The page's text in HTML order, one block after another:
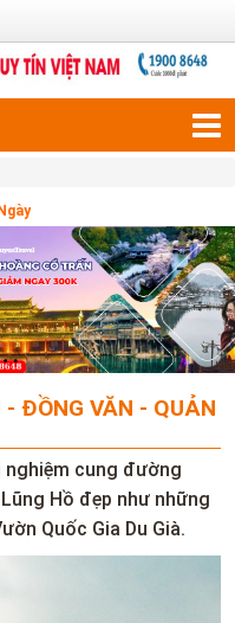
- ĐỒNG VĂN - QUẢN
nghiệm cung đường
Hồ đẹp như những
Quốc Gia Du Già.